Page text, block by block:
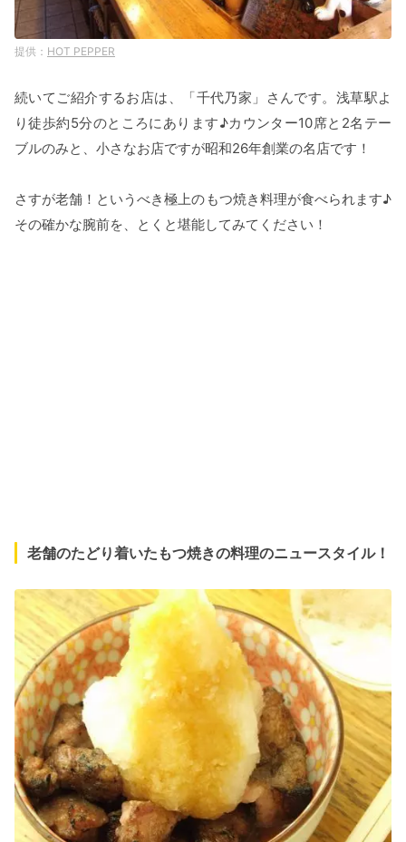
HOT PEPPER
続いてご紹介するお店は、「千代乃家」さんです。浅草駅よ
り徒歩約5分のところにあります♪カウンター10席と2名テー
ブルのみと、小さなお店ですが昭和26年創業の名店です！
さすが老舗！というべき極上のもつ焼き料理が食べられます♪
その確かな腕前を、とくと堪能してみてください！
老舗のたどり着いたもつ焼きの料理のニュースタイル！